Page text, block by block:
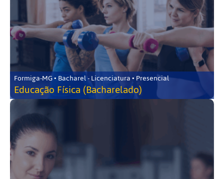
Formiga-MG • Bacharel - Licenciatura • Presencial
Educação Física (Bacharelado)